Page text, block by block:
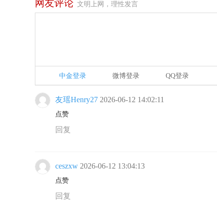
网友评论 文明上网，理性发言
中金登录 微博登录 QQ登录
友瑶Henry27 2026-06-12 14:02:11
点赞
回复
ceszxw 2026-06-12 13:04:13
点赞
回复